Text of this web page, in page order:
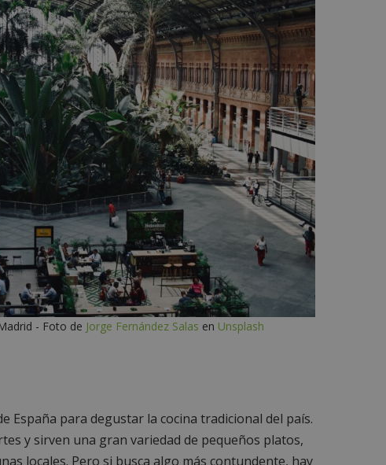
- Foto de Jorge Fernández Salas en Unsplash
España para degustar la cocina tradicional del país.
y sirven una gran variedad de pequeños platos,
locales. Pero si busca algo más contundente, hay